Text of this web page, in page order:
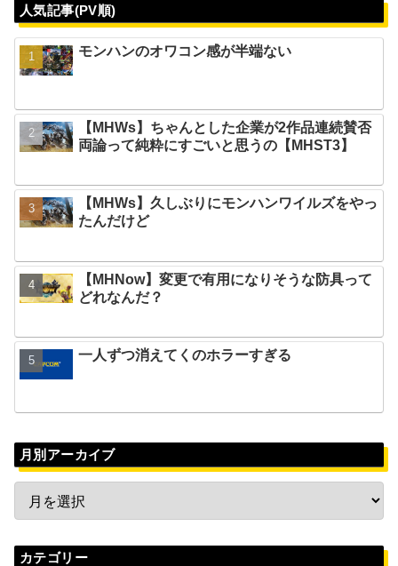
人気記事(PV順)
モンハンのオワコン感が半端ない
【MHWs】ちゃんとした企業が2作品連続賛否
両論って純粋にすごいと思うの【MHST3】
【MHWs】久しぶりにモンハンワイルズをやっ
たんだけど
【MHNow】変更で有用になりそうな防具って
どれなんだ？
一人ずつ消えてくのホラーすぎる
月別アーカイブ
カテゴリー